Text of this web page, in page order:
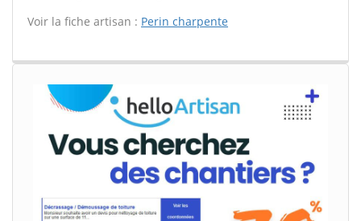
Voir la fiche artisan : Perin charpente